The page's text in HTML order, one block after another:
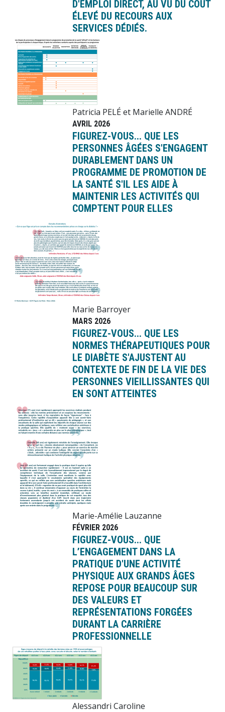
D'EMPLOI DIRECT, AU VU DU COÛT
ÉLEVÉ DU RECOURS AUX
SERVICES DÉDIÉS.
Image
Patricia PELÉ et Marielle ANDRÉ
AVRIL 2026
FIGUREZ-VOUS... QUE LES
PERSONNES ÂGÉES S'ENGAGENT
DURABLEMENT DANS UN
PROGRAMME DE PROMOTION DE
LA SANTÉ S'IL LES AIDE À
MAINTENIR LES ACTIVITÉS QUI
COMPTENT POUR ELLES
Image
Marie Barroyer
MARS 2026
FIGUREZ-VOUS... QUE LES
NORMES THÉRAPEUTIQUES POUR
LE DIABÈTE S'AJUSTENT AU
CONTEXTE DE FIN DE LA VIE DES
PERSONNES VIEILLISSANTES QUI
EN SONT ATTEINTES
Image
Marie-Amélie Lauzanne
FÉVRIER 2026
FIGUREZ-VOUS... QUE
L’ENGAGEMENT DANS LA
PRATIQUE D'UNE ACTIVITÉ
PHYSIQUE AUX GRANDS ÂGES
REPOSE POUR BEAUCOUP SUR
DES VALEURS ET
REPRÉSENTATIONS FORGÉES
DURANT LA CARRIÈRE
PROFESSIONNELLE
Image
Alessandri Caroline